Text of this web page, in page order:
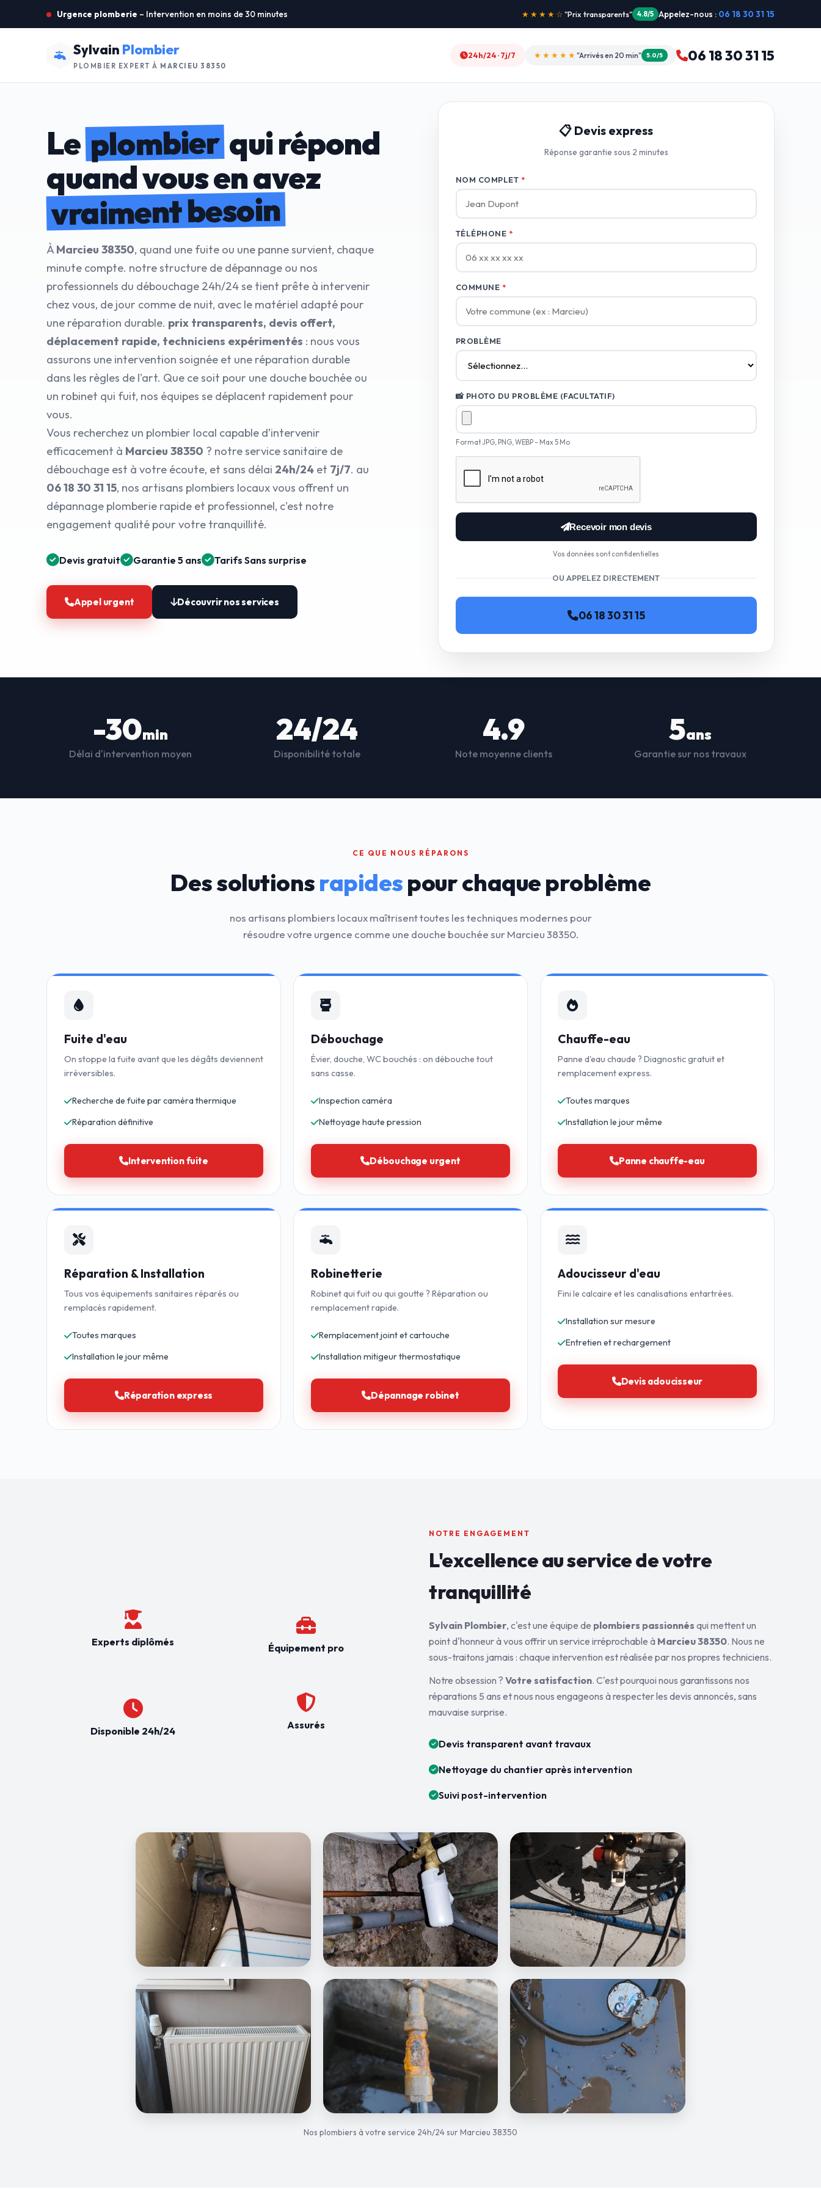
Urgence plomberie – Intervention en moins de 30 minutes ★★★★★ "Intervention dimanche" 5.0/5 Appelez-nous : 06 18 30 31 15
Sylvain Plombier
PLOMBIER EXPERT À MARCIEU 38350
24h/24 · 7j/7 ★★★★★ "Arrivés en 20 min" 5.0/5 06 18 30 31 15
Leplombierqui répond
quand vous en avez
vraiment besoin
ÀMarcieu 38350, quand une fuite ou une panne survient, chaque
minute compte. notre structure de dépannage ou nos
professionnels du débouchage 24h/24 se tient prête à intervenir
chez vous, de jour comme de nuit, avec le matériel adapté pour
une réparation durable. prix transparents, devis offert,
déplacement rapide, techniciens expérimentés : nous vous
assurons une intervention soignée et une réparation durable
dans les règles de l'art. Que ce soit pour une douche bouchée ou
un robinet qui fuit, nos équipes se déplacent rapidement pour
vous.
Vous recherchez un plombier local capable d’intervenir
efficacement à Marcieu 38350 ? notre service sanitaire de
débouchage est à votre écoute, et sans délai 24h/24 et 7j/7. au
06 18 30 31 15, nos artisans plombiers locaux vous offrent un
dépannage plomberie rapide et professionnel, c'est notre
engagement qualité pour votre tranquillité.
Devis gratuit Garantie 5 ans Tarifs Sans surprise
Appel urgent Découvrir nos services
📋 Devis express
Réponse garantie sous 2 minutes
NOM COMPLET *
TÉLÉPHONE *
COMMUNE *
PROBLÈME
📸 PHOTO DU PROBLÈME (FACULTATIF)
Format JPG, PNG, WEBP - Max 5 Mo
Recevoir mon devis
Vos données sont confidentielles
OU APPELEZ DIRECTEMENT
06 18 30 31 15
-30min
Délai d'intervention moyen
24/24
Disponibilité totale
4.9
Note moyenne clients
5ans
Garantie sur nos travaux
CE QUE NOUS RÉPARONS
Des solutionsrapidespour chaque problème
nos artisans plombiers locaux maîtrisent toutes les techniques modernes pour
résoudre votre urgence comme une douche bouchée sur Marcieu 38350.
Fuite d'eau
On stoppe la fuite avant que les dégâts deviennent
irréversibles.
Recherche de fuite par caméra thermique
Réparation définitive
Intervention fuite
Débouchage
Évier, douche, WC bouchés : on débouche tout
sans casse.
Inspection caméra
Nettoyage haute pression
Débouchage urgent
Chauffe-eau
Panne d'eau chaude ? Diagnostic gratuit et
remplacement express.
Toutes marques
Installation le jour même
Panne chauffe-eau
Réparation & Installation
Tous vos équipements sanitaires réparés ou
remplacés rapidement.
Toutes marques
Installation le jour même
Réparation express
Robinetterie
Robinet qui fuit ou qui goutte ? Réparation ou
remplacement rapide.
Remplacement joint et cartouche
Installation mitigeur thermostatique
Dépannage robinet
Adoucisseur d'eau
Fini le calcaire et les canalisations entartrées.
Installation sur mesure
Entretien et rechargement
Devis adoucisseur
Experts diplômés
Disponible 24h/24
Équipement pro
Assurés
NOTRE ENGAGEMENT
L'excellence au service devotre
tranquillité
Sylvain Plombier, c'est une équipe de plombiers passionnés qui mettent un
point d'honneur à vous offrir un service irréprochable à Marcieu 38350. Nous ne
sous-traitons jamais : chaque intervention est réalisée par nos propres techniciens.
Notre obsession ? Votre satisfaction. C'est pourquoi nous garantissons nos
réparations 5 ans et nous nous engageons à respecter les devis annoncés, sans
mauvaise surprise.
Devis transparent avant travaux
Nettoyage du chantier après intervention
Suivi post-intervention
Nos plombiers à votre service 24h/24 sur Marcieu 38350